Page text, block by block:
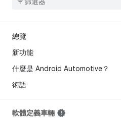
總覽
新功能
什麼是 Android Automotive？
術語
軟體定義車輛